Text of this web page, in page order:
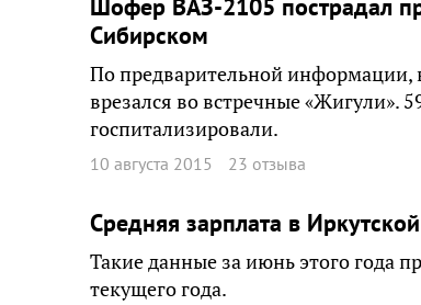
Шофер ВАЗ-2105 пострадал
Сибирском
По предварительной информации,
врезался во встречные «Жигули».
госпитализировали.
10 августа 2015 23 отзыва
Средняя зарплата в
Такие данные за июнь этого года
текущего года.